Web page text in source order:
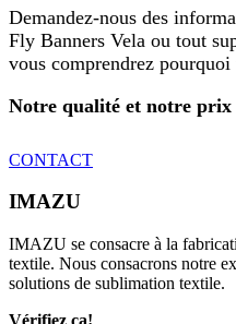
Demandez-nous des
Fly Banners Vela ou tout
vous comprendrez pourquoi
Notre qualité et notre prix
CONTACT
IMAZU
IMAZU se consacre à la
textile. Nous consacrons notre
solutions de sublimation textile.
Vérifiez ça!